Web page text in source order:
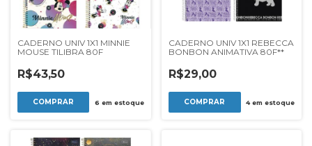
CADERNO UNIV 1X1 MINNIE
MOUSE TILIBRA 80F
R$43,50
COMPRAR 6 em estoque
CADERNO UNIV 1X1 REBECCA
BONBON ANIMATIVA 80F**
R$29,00
4em estoque